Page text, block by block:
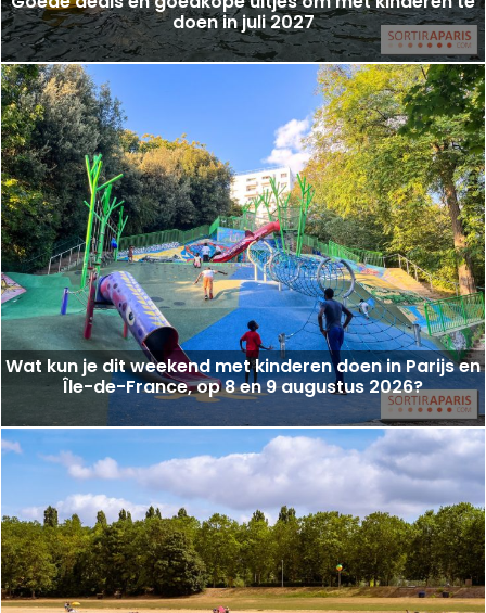
doen in juli 2027
Wat kun je dit weekend met kinderen doen in Parijs en
Île-de-France, op 8 en 9 augustus 2026?